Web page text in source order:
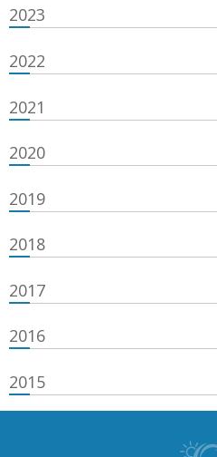
2023
2022
2021
2020
2019
2018
2017
2016
2015